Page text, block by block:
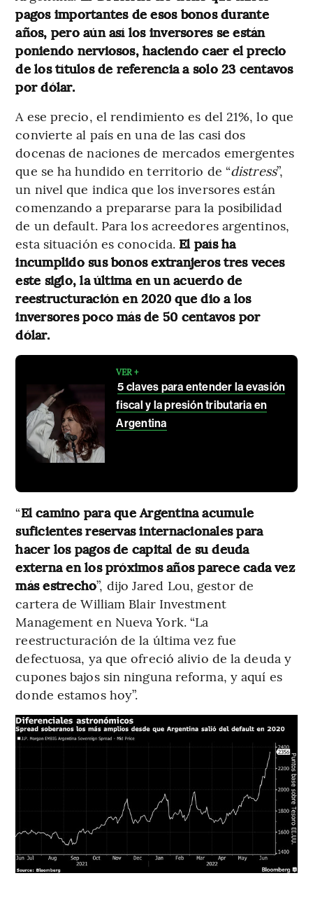
pagos importantes de esos bonos durante
años, pero aún así los inversores se están
poniendo nerviosos, haciendo caer el precio
de los títulos de referencia a solo 23 centavos
por dólar.
A ese precio, el rendimiento es del 21%, lo que
convierte al país en una de las casi dos
docenas de naciones de mercados emergentes
que se ha hundido en territorio de “distress”,
un nivel que indica que los inversores están
comenzando a prepararse para la posibilidad
de un default. Para los acreedores argentinos,
esta situación es conocida. El país ha
incumplido sus bonos extranjeros tres veces
este siglo, la última en un acuerdo de
reestructuración en 2020 que dio a los
inversores poco más de 50 centavos por
dólar.
VER +
5 claves para entender la evasión
fiscal y la presión tributaria en
Argentina
“El camino para que Argentina acumule
suficientes reservas internacionales para
hacer los pagos de capital de su deuda
externa en los próximos años parece cada vez
más estrecho”, dijo Jared Lou, gestor de
cartera de William Blair Investment
Management en Nueva York. “La
reestructuración de la última vez fue
defectuosa, ya que ofreció alivio de la deuda y
cupones bajos sin ninguna reforma, y aquí es
donde estamos hoy”.